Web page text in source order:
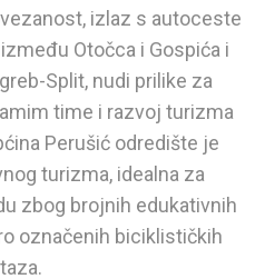
izlaz s autoceste
Otočca i Gospića i
Split, nudi prilike za
time i razvoj turizma
Perušić odredište je
turizma, idealna za
zbog brojnih edukativnih
označenih biciklističkih